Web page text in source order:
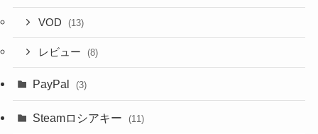
VOD (13)
レビュー (8)
PayPal (3)
Steamロシアキー (11)